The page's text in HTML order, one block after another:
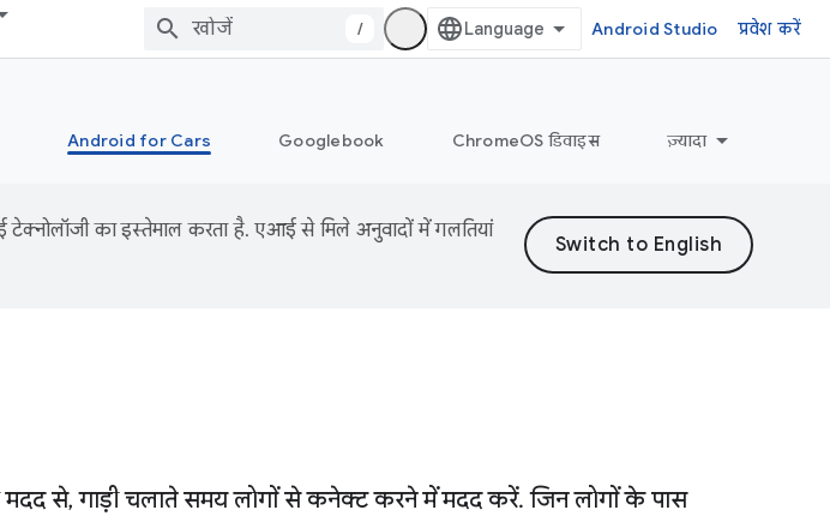
/ Android Studio प्रवेश करें
Android for Cars Googlebook ChromeOS डिवाइस ज़्यादा
का इस्तेमाल करता है. एआई से मिले अनुवादों में गलतियां
से, गाड़ी चलाते समय लोगों से कनेक्ट करने में मदद करें. जिन लोगों के पास